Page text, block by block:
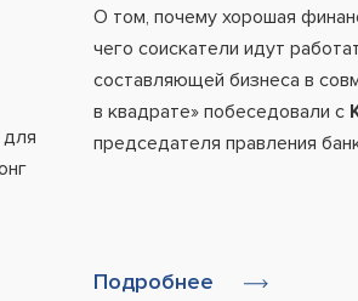
О том, почему хорошая
чего соискатели идут
составляющей бизнеса в
в квадрате» побеседовали с
председателя правления
Подробнее